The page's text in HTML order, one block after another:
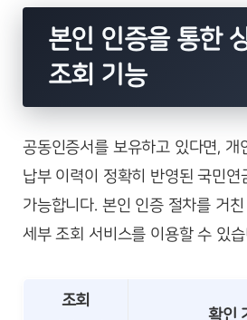
본인 인증을 통한
조회 기능
공동인증서를 보유하고 있다면, 개
납부 이력이 정확히 반영된 국민
가능합니다. 본인 인증 절차를 거
세부 조회 서비스를 이용할 수 있
조회
확인